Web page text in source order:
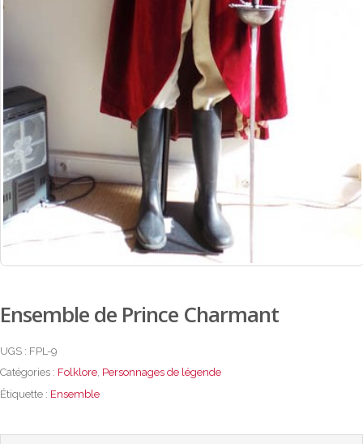
Ensemble de Prince Charmant
UGS : FPL-9
Catégories : Folklore, Personnages de légende
Étiquette : Ensemble